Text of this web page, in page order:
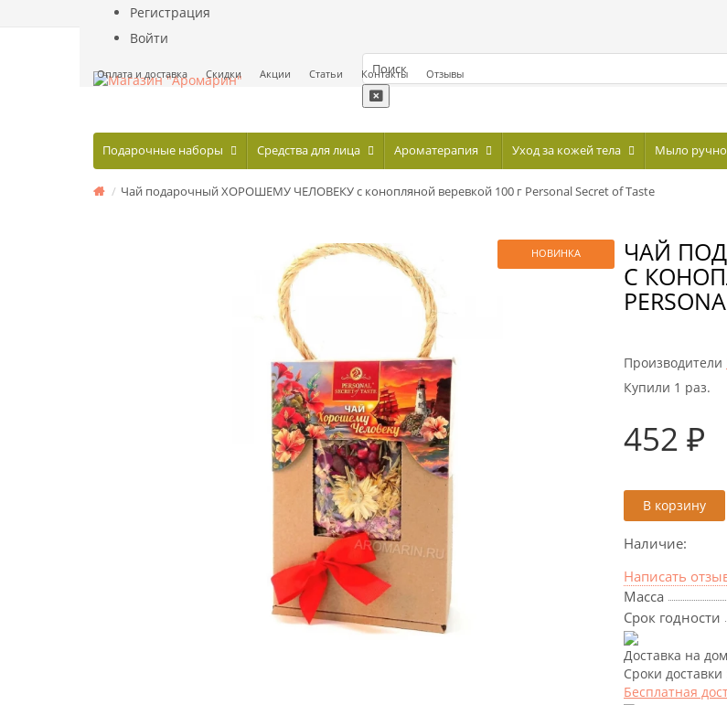
Регистрация
Войти
Оплата и доставка Скидки Акции Статьи Контакты Отзывы
Подарочные наборы Средства для лица Ароматерапия Уход за кожей тела Мыло
Чай подарочный ХОРОШЕМУ ЧЕЛОВЕКУ с конопляной веревкой 100 г Personal Secret of Taste
НОВИНКА ЧАЙ
С
Производители
Купили 1 раз.
452 ₽
В корзину
Наличие:
Написать
Масса
Срок годности
Доставка на
Сроки доставки
Бесплатная